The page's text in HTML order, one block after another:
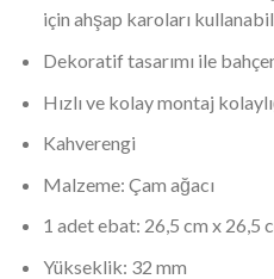
için ahşap karoları
Dekoratif tasarımı ile
Hızlı ve kolay montaj
Kahverengi
Malzeme: Çam ağacı
1 adet ebat: 26,5 cm x 26,5
Yükseklik: 32 mm